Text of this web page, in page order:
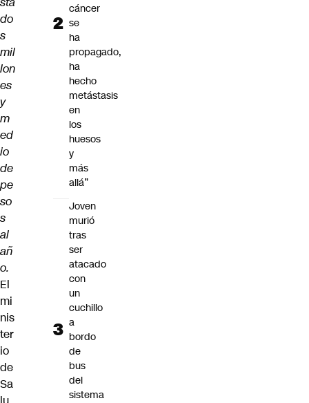
do
s
mil
lon
es
y
m
ed
io
de
pe
so
s
al
añ
o.
El
mi
nis
ter
io
de
Sa
cáncer
se
ha
propagado,
ha
hecho
metástasis
en
los
huesos
y
más
allá”
Joven
murió
tras
ser
atacado
con
un
cuchillo
a
bordo
de
bus
del
sistema